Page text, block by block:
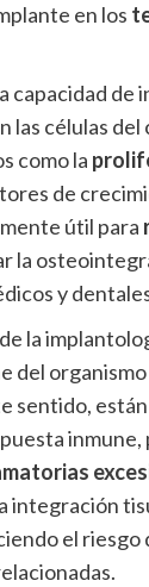
en los
capacidad de
las células del
como la
de
útil para
la
y
la
del
sentido,
integración
el riesgo